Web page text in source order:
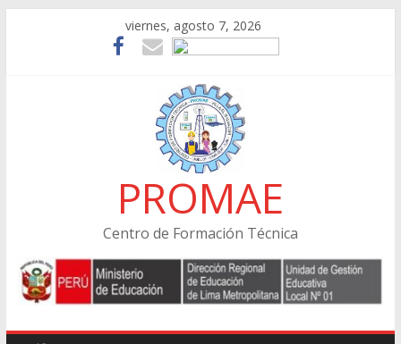
viernes, agosto 7, 2026
PROMAE
Centro de Formación Técnica